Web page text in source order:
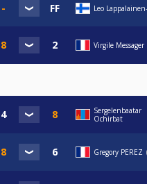
Leo
Virgile Messager
Sergelenbaatar
Ochirbat
Gregory PEREZ